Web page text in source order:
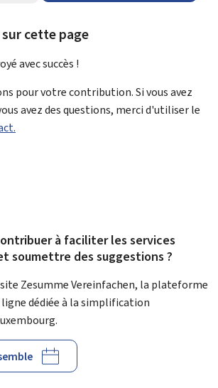
cette page
avecsuccès !
pour votre contribution. Si vous avez
avez des questions, merci d'utiliser le
à faciliter les services
soumettre des suggestions ?
Zesumme Vereinfachen, la plateforme
dédiée à la simplification